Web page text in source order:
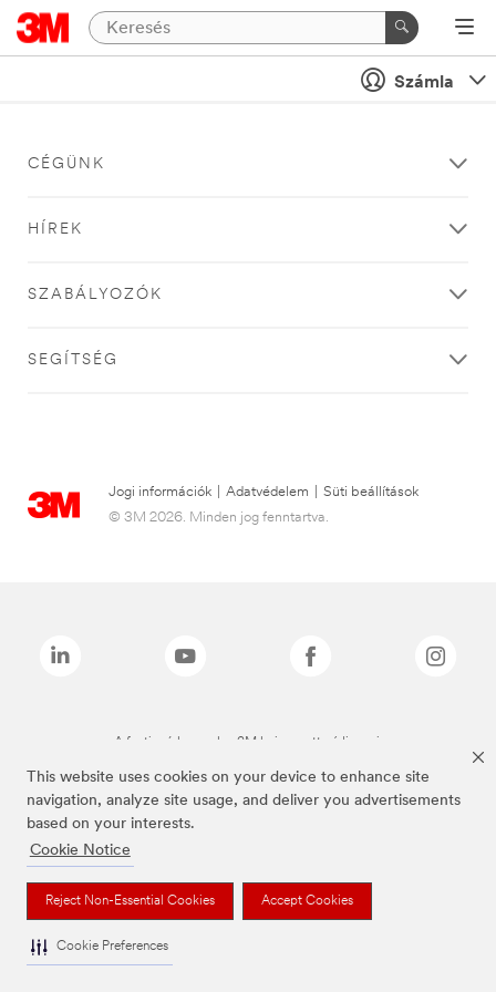
This website uses cookies on your device to enhance site
navigation, analyze site usage, and deliver you advertisements
based on your interests.
Cookie Notice
Reject Non-Essential Cookies Accept Cookies
Cookie Preferences
Számla
CÉGÜNK
HÍREK
SZABÁLYOZÓK
SEGÍTSÉG
Jogi információk Adatvédelem
Süti beállítások
© 3M 2026. Minden jog fenntartva.
A fenti márkanevek a 3M bejegyzett védjegyei.